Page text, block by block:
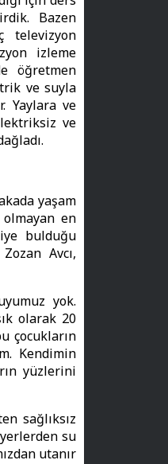
Bazen
televizyon
izleme
öğretmen
ve suyla
Yaylara ve
ve
yaşam
en
bulduğu
Avcı,
yok.
olarak 20
çocukların
Kendimin
yüzlerini
sağlıksız
su
utanır